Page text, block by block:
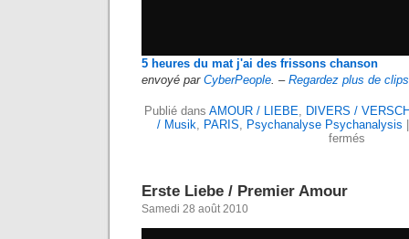
5 heures du mat j'ai des frissons chanson
envoyé par CyberPeople. – Regardez plus de
Publié dans AMOUR / LIEBE, DIVERS /
/ Musik, PARIS, Psychanalyse Psychanalysis
fermés
Erste Liebe / Premier Amour
Samedi 28 août 2010